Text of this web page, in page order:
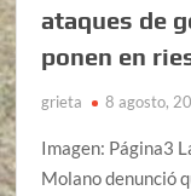
ataques de
ponen en
grieta 8 agosto,
Imagen: Página3
Molano denunció